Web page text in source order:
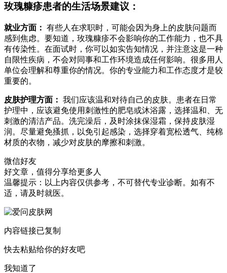
玫瑰糠疹患者的生活场景建议：
就业方面： 有些人在求职时，可能会因为身上的皮肤问题而
感到焦虑。要知道，玫瑰糠疹不会影响你的工作能力，也不具
有传染性。在面试时，你可以如实告知情况，并注意这是一种
自限性疾病，不会对同事和工作环境造成任何影响。很多用人
单位会理解和尊重你的情况。你的专业能力和工作态度才是较
重要的。
皮肤护理方面： 我们应该温和对待自己的皮肤。患者在日常
护理中，应该避免使用刺激性的肥皂或沐浴露，选择温和、无
刺激的清洁产品。洗完澡后，及时涂抹保湿霜，保持皮肤湿
润。尽量避免搔抓，以免引起感染，选择穿着宽松透气、纯棉
材质的衣物，减少对皮肤的摩擦和刺激。
微信好友
好文章，值得分享给更多人
温馨提示：以上内容仅供参考，不可替代专业诊断。如有不
适，请及时就医。
内容链接已复制
快去粘贴给你的好友吧
我知道了